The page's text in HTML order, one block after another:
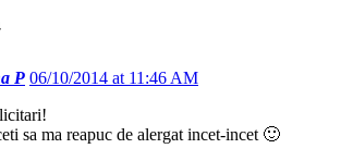
P 06/10/2014 at 11:46 AM
sa ma reapuc de alergat incet-incet 🙂